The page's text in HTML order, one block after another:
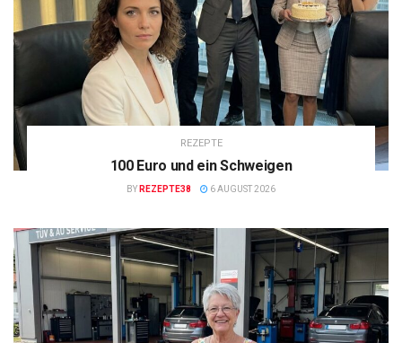
REZEPTE
100 Euro und ein Schweigen
BY REZEPTE38 6 AUGUST 2026